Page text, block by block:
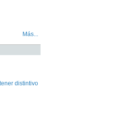
Más...
distintivo